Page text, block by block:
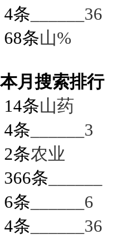
4条 ______36
68条山%
本月搜索排行
14条山药
4条 ______3
2条农业
366条
6条 ______6
4条 ______36